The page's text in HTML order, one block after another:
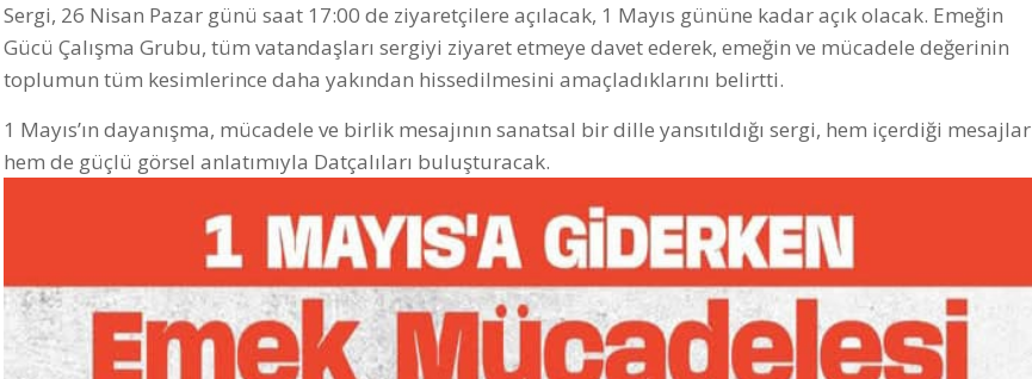
Sergi, 26 Nisan Pazar günü saat 17:00 de ziyaretçilere açılacak, 1 Mayıs gününe kadar açık olacak. Emeğin
Gücü Çalışma Grubu, tüm vatandaşları sergiyi ziyaret etmeye davet ederek, emeğin ve mücadele değerinin
toplumun tüm kesimlerince daha yakından hissedilmesini amaçladıklarını belirtti.
1 Mayıs’ın dayanışma, mücadele ve birlik mesajının sanatsal bir dille yansıtıldığı sergi, hem içerdiği mesajlar
hem de güçlü görsel anlatımıyla Datçalıları buluşturacak.